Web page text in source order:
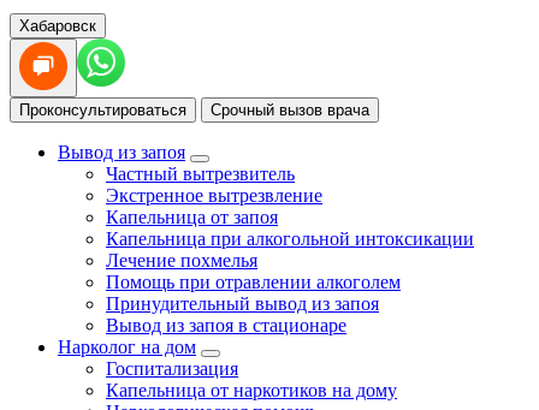
Хабаровск
Проконсультироваться Срочный вызов врача
Вывод из запоя
Частный вытрезвитель
Экстренное вытрезвление
Капельница от запоя
Капельница при алкогольной интоксикации
Лечение похмелья
Помощь при отравлении алкоголем
Принудительный вывод из запоя
Вывод из запоя в стационаре
Нарколог на дом
Госпитализация
Капельница от наркотиков на дому